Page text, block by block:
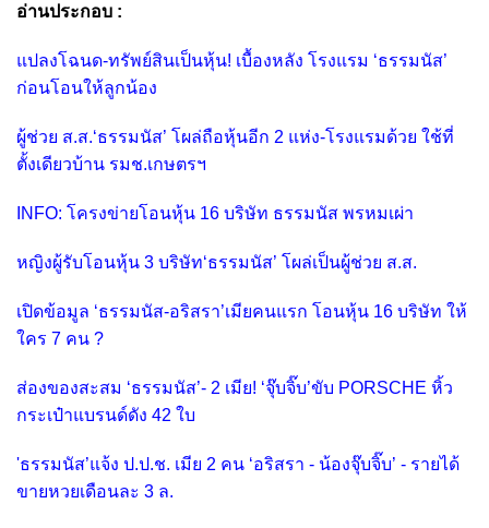
อ่านประกอบ :
แปลงโฉนด-ทรัพย์สินเป็นหุ้น! เบื้องหลัง โรงแรม ‘ธรรมนัส’
ก่อนโอนให้ลูกน้อง
ผู้ช่วย ส.ส.‘ธรรมนัส’ โผล่ถือหุ้นอีก 2 แห่ง-โรงแรมด้วย ใช้ที่
ตั้งเดียวบ้าน รมช.เกษตรฯ
INFO: โครงข่ายโอนหุ้น 16 บริษัท ธรรมนัส พรหมเผ่า
หญิงผู้รับโอนหุ้น 3 บริษัท‘ธรรมนัส’ โผล่เป็นผู้ช่วย ส.ส.
เปิดข้อมูล ‘ธรรมนัส-อริสรา’เมียคนแรก โอนหุ้น 16 บริษัท ให้
ใคร 7 คน ?
ส่องของสะสม ‘ธรรมนัส’- 2 เมีย! ‘จุ๊บจิ๊บ’ขับ PORSCHE หิ้ว
กระเป๋าแบรนด์ดัง 42 ใบ
'ธรรมนัส’แจ้ง ป.ป.ช. เมีย 2 คน ‘อริสรา - น้องจุ๊บจิ๊บ’ - รายได้
ขายหวยเดือนละ 3 ล.